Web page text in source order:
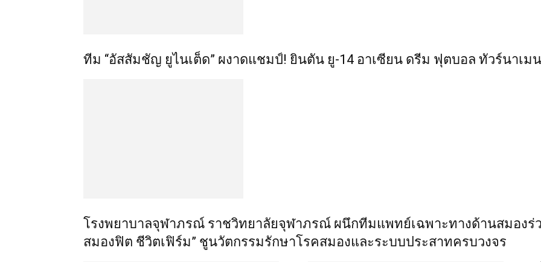
ทีม “อัสสัมชัญ ยูไนเต็ด” ผงาดแชมป์! ยินตัน ยู-14 อาเซียน ดรีม ฟุตบอล ทัวร์นาเม
โรงพยาบาลจุฬาภรณ์ ราชวิทยาลัยจุฬาภรณ์ ผนึกทีมแพทย์เฉพาะทางด้านสมองร่วม
สมองฟิต ชีวิตเฟิร์ม” ชูนวัตกรรมรักษาโรคสมองและระบบประสาทครบวงจร